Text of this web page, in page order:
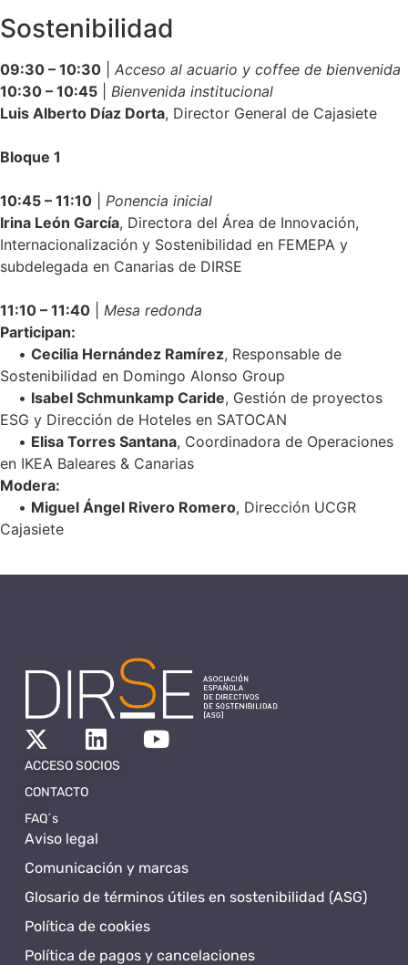
Sostenibilidad
09:30 – 10:30
Acceso al acuario y coffee de bienvenida
10:30 – 10:45
Bienvenida institucional
Luis Alberto Díaz Dorta, Director General de Cajasiete
Bloque 1
10:45 – 11:10
Ponencia inicial
Irina León García, Directora del Área de Innovación,
Internacionalización y Sostenibilidad en FEMEPA y
subdelegada en Canarias de DIRSE
11:10 – 11:40
Mesa redonda
Participan:
• Cecilia Hernández Ramírez, Responsable de
Sostenibilidad en Domingo Alonso Group
• Isabel Schmunkamp Caride, Gestión de proyectos
ESG y Dirección de Hoteles en SATOCAN
• Elisa Torres Santana, Coordinadora de Operaciones
en IKEA Baleares & Canarias
Modera:
• Miguel Ángel Rivero Romero, Dirección UCGR
Cajasiete
Aviso legal
Comunicación y marcas
Glosario de términos útiles en sostenibilidad (ASG)
Política de cookies
Política de pagos y cancelaciones
ACCESO SOCIOS
CONTACTO
FAQ´s